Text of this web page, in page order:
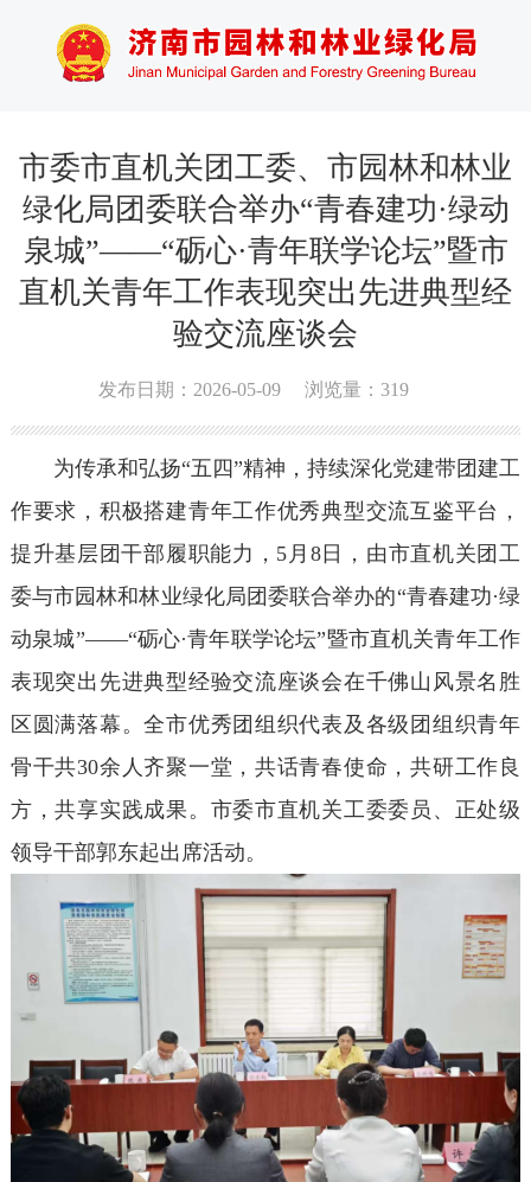
市委市直机关团工委、市园林和林业
绿化局团委联合举办“青春建功·绿动
泉城”——“砺心·青年联学论坛”暨市
直机关青年工作表现突出先进典型经
验交流座谈会
发布日期：2026-05-09 浏览量： 319
为传承和弘扬“五四”精神，持续深化党建带团建工
作要求，积极搭建青年工作优秀典型交流互鉴平台，
提升基层团干部履职能力，5月8日，由市直机关团工
委与市园林和林业绿化局团委联合举办的“青春建功·绿
动泉城”——“砺心·青年联学论坛”暨市直机关青年工作
表现突出先进典型经验交流座谈会在千佛山风景名胜
区圆满落幕。全市优秀团组织代表及各级团组织青年
骨干共30余人齐聚一堂，共话青春使命，共研工作良
方，共享实践成果。市委市直机关工委委员、正处级
领导干部郭东起出席活动。